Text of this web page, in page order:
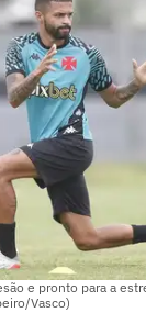
e pronto para a
Vasco)